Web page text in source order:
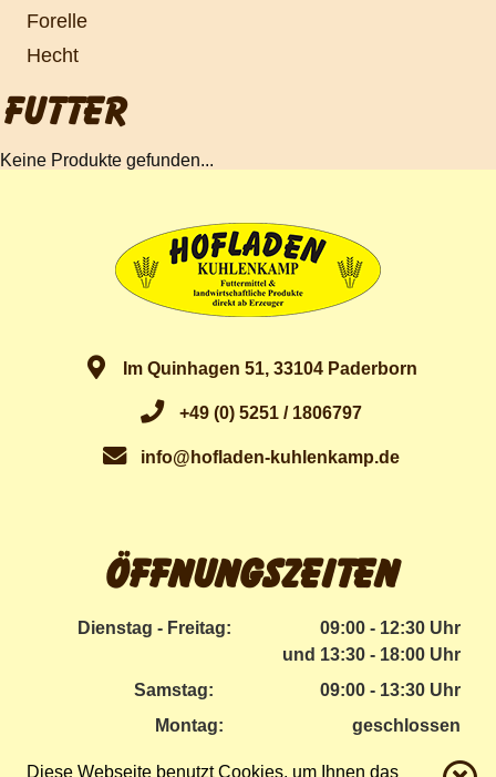
Forelle
Hecht
FUTTER
Keine Produkte gefunden...
Im Quinhagen 51, 33104 Paderborn
+49 (0) 5251 / 1806797
info@hofladen-kuhlenkamp.de
Öffnungszeiten
Dienstag - Freitag:
09:00 - 12:30 Uhr
und 13:30 - 18:00 Uhr
Samstag:
09:00 - 13:30 Uhr
Montag:
geschlossen
Diese Webseite benutzt Cookies, um Ihnen das